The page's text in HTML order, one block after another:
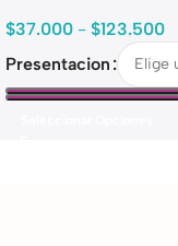
$37.000 - $123.500
Presentacion